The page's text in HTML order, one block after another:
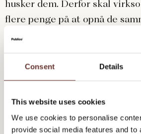
Consent Details
This website uses cookies
We use cookies to personalise
provide social media features and to
husker dem. Derfor skal
flere penge på at opnå de
Ifølge studiet skulle de
der laver de kedelige
yderligere 189 milliarder
milliarder pund. Alene fordi